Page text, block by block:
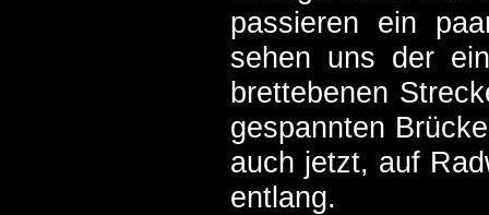
passieren ein
sehen uns der
brettebenen
gespannten
auch jetzt, auf
entlang.